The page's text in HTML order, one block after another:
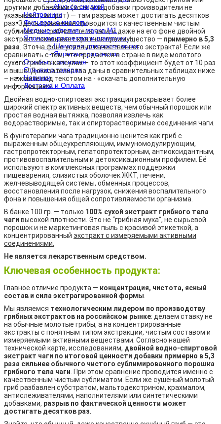
- Alive со скидкой
Нейтроники
Фульвовые кислоты
Медные изделия - марка М1
Японские расчестки и шампуни+
- Шампуни для роста волос
- Японские расчестки
Отзывы о магазине
Отзывы о товарах
Новинки
Доставка и Оплата
другими добавками (хотя эти добавки производители не
указывают, хитрят) — там разрыв может достигать десятков
раз. Здесь сравнение проводится с качественным чистым
сублиматом грибного тела чаги, и даже на его фоне двойной
экстракт показывает кратное преимущество — примерно в 5,3
раза . Это на фоне условно качественного экстракта! Если же
сравнивать с тем, что продаётся в стране в виде молотого
сухого гриба в капсулах – то этот коэффициент будет от 10 раз
и выше! Доказательства даны в сравнительных таблицах ниже
– нажмите под текстом на - «скачать дополнительную
информацию»!
Двойная водно-спиртовая экстракция раскрывает более
широкий спектр активных веществ, чем обычный порошок или
простая водная вытяжка, позволяя извлечь как
водорастворимые, так и спирторастворимые соединения чаги.
В фунготерапии чага традиционно ценится как гриб с
выраженным общеукрепляющим, иммуномодулирующим,
гастропротекторным, гепатопротекторным, антиоксидантным,
противовоспалительным и детоксикационным профилем. Её
используют в комплексных программах поддержки
пищеварения, слизистых оболочек ЖКТ, печени,
желчевыводящей системы, обменных процессов,
восстановления после нагрузок, снижения воспалительного
фона и повышения общей сопротивляемости организма.
В банке 100 гр. — только 100% сухой экстракт грибного тела
чаги высокой плотности. Это не “грибная мука”, не сырьевой
порошок и не маркетинговая пыль с красивой этикеткой, а
концентрированный экстракт с измеряемыми активными
соединениями.
Не является лекарственным средством.
Ключевая особенность продукта:
Главное отличие продукта — концентрация, чистота, ясный
состав и сила экстрагированной формы
Мы являемся технологическим лидером по производству
грибных экстрактов на российском рынке: делаем ставку не
на обычные молотые грибы, а на концентрированные
экстракты с понятным типом экстракции, чистым составом и
измеряемыми активными веществами. Согласно нашей
технической карте, исследованиям, двойной водно-спиртовой
экстракт чаги по итоговой ценности добавки примерно в 5,3
раза сильнее обычного чистого сублимированного порошка
грибного тела чаги . При этом сравнение проводится именно с
качественным чистым сублиматом. Если же сушёный молотый
гриб разбавлен субстратом, мальтодекстрином, крахмалом,
антислеживателями, наполнителями или синтетическими
добавками, разрыв по фактической ценности может
достигать десятков раз